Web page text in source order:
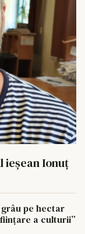
Ionuţ
pe hectar
a culturii”